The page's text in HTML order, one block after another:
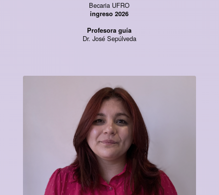
Becaria UFRO
ingreso 2026
Profesora guía
Dr. José Sepúlveda